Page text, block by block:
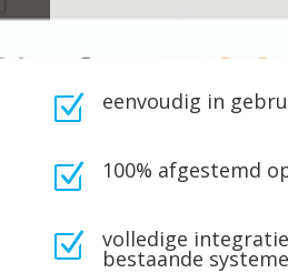
Z eenvoudig in
Z 100% afgestemd
Z volledige
bestaande